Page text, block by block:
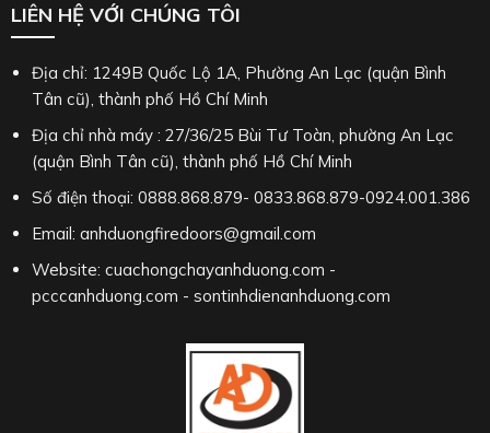
LIÊN HỆ VỚI CHÚNG TÔI
Địa chỉ: 1249B Quốc Lộ 1A, Phường An Lạc (quận Bình
Tân cũ), thành phố Hồ Chí Minh
Địa chỉ nhà máy : 27/36/25 Bùi Tư Toàn, phường An Lạc
(quận Bình Tân cũ), thành phố Hồ Chí Minh
Số điện thoại: 0888.868.879- 0833.868.879-0924.001.386
Email: anhduongfiredoors@gmail.com
Website: cuachongchayanhduong.com -
pcccanhduong.com - sontinhdienanhduong.com